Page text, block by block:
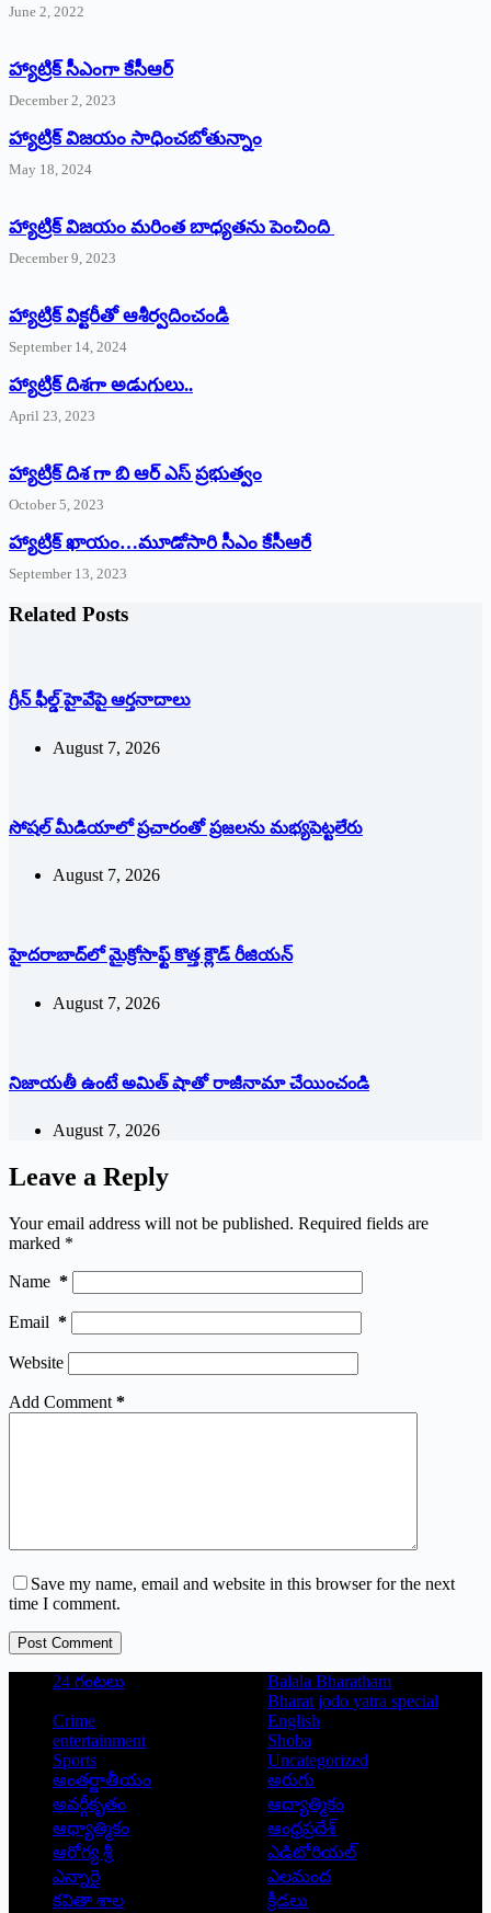
June 2, 2022
హ్యాట్రిక్‌ ‌సీఎంగా కేసీఆర్‌
December 2, 2023
హ్యాట్రిక్‌ విజయం సాధించబోతున్నాం
May 18, 2024
హ్యాట్రిక్ విజయం మరింత బాధ్యతను పెంచింది
December 9, 2023
హ్యాట్రిక్‌ ‌విక్టరీతో ఆశీర్వదించండి
September 14, 2024
‌హ్యాట్రిక్‌ ‌దిశగా అడుగులు..
April 23, 2023
హ్యాట్రిక్ దిశ గా బి ఆర్ ఎస్ ప్రభుత్వం
October 5, 2023
హ్యాట్రిక్‌ ‌ఖాయం…మూడోసారి సీఎం కేసీఆరే
September 13, 2023
Related Posts
గ్రీన్ ఫీల్డ్ హైవేపై ఆర్తనాదాలు
August 7, 2026
సోషల్‌ ‌మీడియాలో ప్రచారంతో ప్రజలను మభ్యపెట్టలేరు
August 7, 2026
హైదరాబాద్‌లో మైక్రోసాఫ్ట్ ‌కొత్త క్లౌడ్‌ ‌రీజియన్‌
August 7, 2026
నిజాయతీ ఉంటే అమిత్‌ ‌షాతో రాజీనామా చేయించండి
August 7, 2026
Leave a Reply
Your email address will not be published. Required fields are
marked *
Name *
Email *
Website
Add Comment *
Save my name, email and website in this browser for the next
time I comment.
Post Comment
24 గంటలు
Balala Bharatham
Bharat jodo yatra special
Crime
English
entertainment
Shoba
Sports
Uncategorized
అంతర్జాతీయం
అరుగు
అవర్గీకృతం
ఆద్యాత్మికం
ఆధ్యాత్మికం
ఆంధ్రప్రదేశ్
ఆరోగ్య శ్రీ
ఎడిటోరియల్
ఎన్నారై
ఎలమంద
కవితా శాల
క్రీడలు